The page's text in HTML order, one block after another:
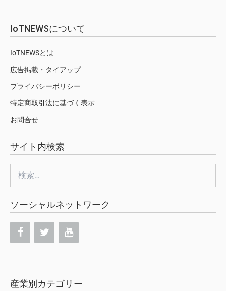
IoTNEWSについて
IoTNEWSとは
広告掲載・タイアップ
プライバシーポリシー
特定商取引法に基づく表示
お問合せ
サイト内検索
索:
ソーシャルネットワーク
産業別カテゴリー